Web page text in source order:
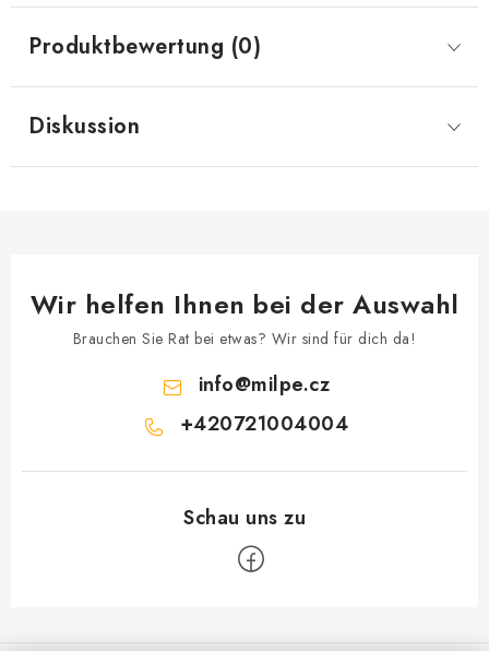
Produktbewertung (0)
Diskussion
Wir helfen Ihnen bei der Auswahl
Brauchen Sie Rat bei etwas? Wir sind für dich da!
info@milpe.cz
+420721004004